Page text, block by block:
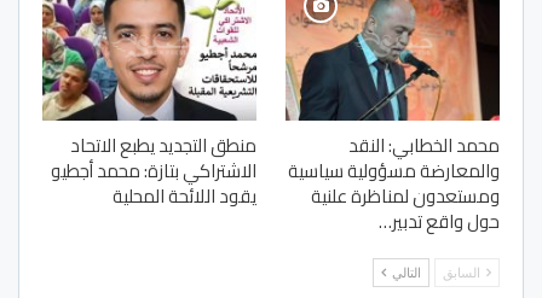
محمد الخطابي: النقد
والمعارضة مسؤولية سياسية
ومستعدون لمناظرة علنية
حول واقع تدبير…
منطق التجديد يطبع الاتحاد
الاشتراكي بتازة: محمد أجطيو
يقود اللائحة المحلية
السابق التالي